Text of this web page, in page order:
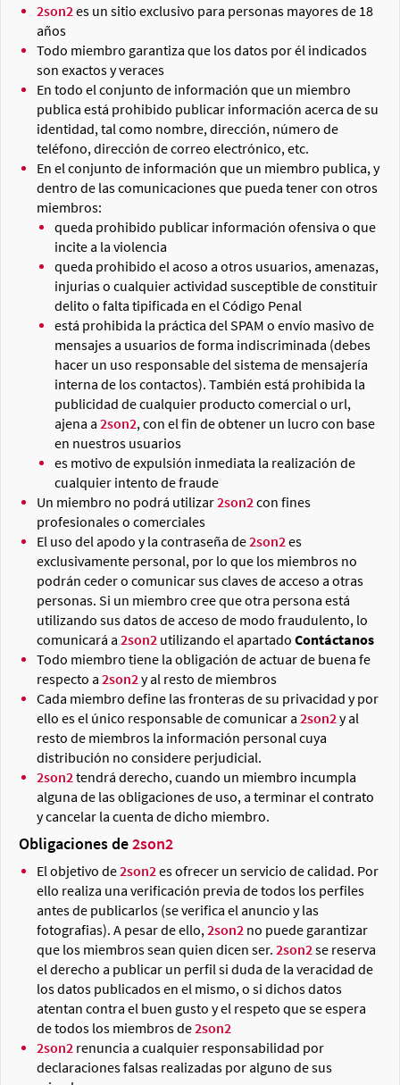
2son2 es un sitio exclusivo para personas mayores de 18
años
Todo miembro garantiza que los datos por él indicados
son exactos y veraces
En todo el conjunto de información que un miembro
publica está prohibido publicar información acerca de su
identidad, tal como nombre, dirección, número de
teléfono, dirección de correo electrónico, etc.
En el conjunto de información que un miembro publica, y
dentro de las comunicaciones que pueda tener con otros
miembros:
queda prohibido publicar información ofensiva o que
incite a la violencia
queda prohibido el acoso a otros usuarios, amenazas,
injurias o cualquier actividad susceptible de constituir
delito o falta tipificada en el Código Penal
está prohibida la práctica del SPAM o envío masivo de
mensajes a usuarios de forma indiscriminada (debes
hacer un uso responsable del sistema de mensajería
interna de los contactos). También está prohibida la
publicidad de cualquier producto comercial o url,
ajena a 2son2, con el fin de obtener un lucro con base
en nuestros usuarios
es motivo de expulsión inmediata la realización de
cualquier intento de fraude
Un miembro no podrá utilizar2son2 con fines
profesionales o comerciales
El uso del apodo y la contraseña de2son2 es
exclusivamente personal, por lo que los miembros no
podrán ceder o comunicar sus claves de acceso a otras
personas. Si un miembro cree que otra persona está
utilizando sus datos de acceso de modo fraudulento, lo
comunicará a 2son2 utilizando el apartado Contáctanos
Todo miembro tiene la obligación de actuar de buena fe
respecto a 2son2 y al resto de miembros
Cada miembro define las fronteras de su privacidad y por
ello es el único responsable de comunicar a 2son2 y al
resto de miembros la información personal cuya
distribución no considere perjudicial.
2son2 tendrá derecho, cuando un miembro incumpla
alguna de las obligaciones de uso, a terminar el contrato
y cancelar la cuenta de dicho miembro.
Obligaciones de2son2
El objetivo de2son2 es ofrecer un servicio de calidad. Por
ello realiza una verificación previa de todos los perfiles
antes de publicarlos (se verifica el anuncio y las
fotografias). A pesar de ello, 2son2 no puede garantizar
que los miembros sean quien dicen ser. 2son2 se reserva
el derecho a publicar un perfil si duda de la veracidad de
los datos publicados en el mismo, o si dichos datos
atentan contra el buen gusto y el respeto que se espera
de todos los miembros de2son2
2son2 renuncia a cualquier responsabilidad por
declaraciones falsas realizadas por alguno de sus